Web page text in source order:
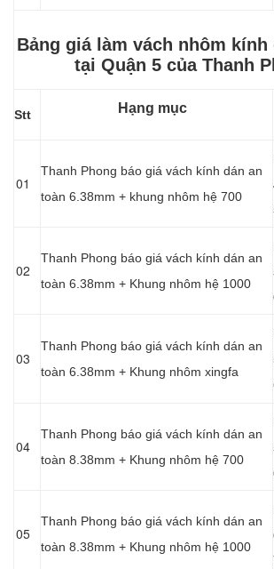
Bảng giá làm vách nhôm kính
tại Quận 5 của Thanh
Stt Hạng mục
01
Thanh Phong báo giá vách kính dán an
toàn 6.38mm + khung nhôm hệ 700
02
Thanh Phong báo giá vách kính dán an
toàn 6.38mm + Khung nhôm hệ 1000
03
Thanh Phong báo giá vách kính dán an
toàn 6.38mm + Khung nhôm xingfa
04
Thanh Phong báo giá vách kính dán an
toàn 8.38mm + Khung nhôm hệ 700
05
Thanh Phong báo giá vách kính dán an
toàn 8.38mm + Khung nhôm hệ 1000